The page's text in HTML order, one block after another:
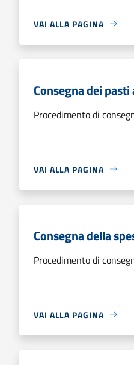
VAI ALLA PAGINA
Consegna dei
Procedimento di
VAI ALLA PAGINA
Consegna della
Procedimento di
VAI ALLA PAGINA